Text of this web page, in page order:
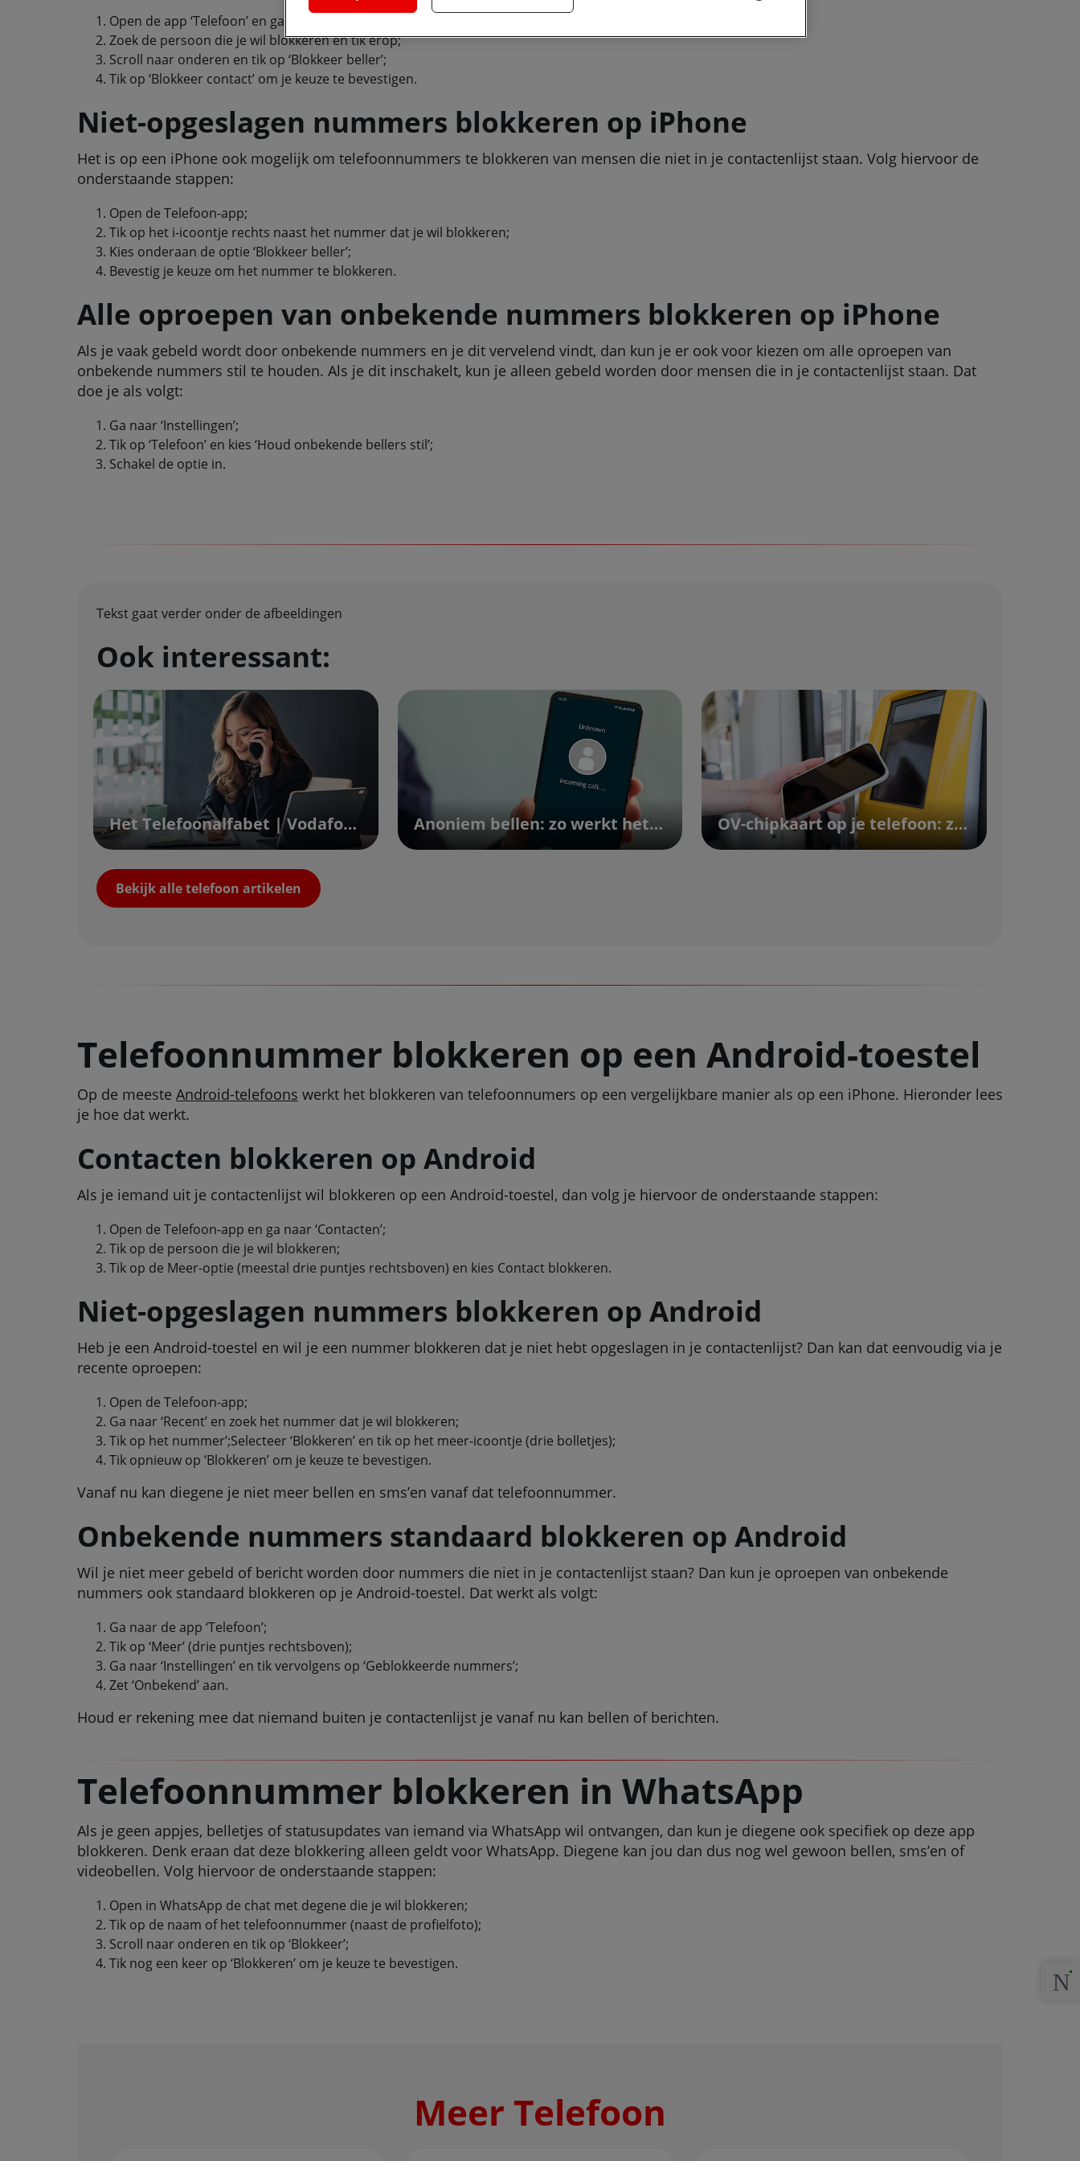
Open de app ‘Telefoon’ en ga naar ‘Contacten’;
Zoek de persoon die je wil blokkeren en tik erop;
Scroll naar onderen en tik op ‘Blokkeer beller’;
Tik op ‘Blokkeer contact’ om je keuze te bevestigen.
Niet-opgeslagen nummers blokkeren op iPhone
Het is op een iPhone ook mogelijk om telefoonnummers te blokkeren van mensen die niet in je contactenlijst staan. Volg hiervoor de
onderstaande stappen:
Open de Telefoon-app;
Tik op het i-icoontje rechts naast het nummer dat je wil blokkeren;
Kies onderaan de optie ‘Blokkeer beller’;
Bevestig je keuze om het nummer te blokkeren.
Alle oproepen van onbekende nummers blokkeren op iPhone
Als je vaak gebeld wordt door onbekende nummers en je dit vervelend vindt, dan kun je er ook voor kiezen om alle oproepen van
onbekende nummers stil te houden. Als je dit inschakelt, kun je alleen gebeld worden door mensen die in je contactenlijst staan. Dat
doe je als volgt:
Ga naar ‘Instellingen’;
Tik op ‘Telefoon’ en kies ‘Houd onbekende bellers stil’;
Schakel de optie in.
Tekst gaat verder onder de afbeeldingen
Ook interessant:
Het Telefoonalfabet | Vodafone Anoniem bellen: zo werkt het! | Vodafone OV-chipkaart op je telefoon: zo werkt dat | Vodafone
Bekijk alle telefoon artikelen
Telefoonnummer blokkeren op een Android-toestel
Op de meeste Android-telefoons werkt het blokkeren van telefoonnumers op een vergelijkbare manier als op een iPhone. Hieronder lees
je hoe dat werkt.
Contacten blokkeren op Android
Als je iemand uit je contactenlijst wil blokkeren op een Android-toestel, dan volg je hiervoor de onderstaande stappen:
Open de Telefoon-app en ga naar ‘Contacten’;
Tik op de persoon die je wil blokkeren;
Tik op de Meer-optie (meestal drie puntjes rechtsboven) en kies Contact blokkeren.
Niet-opgeslagen nummers blokkeren op Android
Heb je een Android-toestel en wil je een nummer blokkeren dat je niet hebt opgeslagen in je contactenlijst? Dan kan dat eenvoudig via je
recente oproepen:
Open de Telefoon-app;
Ga naar ‘Recent’ en zoek het nummer dat je wil blokkeren;
Tik op het nummer’;Selecteer ‘Blokkeren’ en tik op het meer-icoontje (drie bolletjes);
Tik opnieuw op ‘Blokkeren’ om je keuze te bevestigen.
Vanaf nu kan diegene je niet meer bellen en sms’en vanaf dat telefoonnummer.
Onbekende nummers standaard blokkeren op Android
Wil je niet meer gebeld of bericht worden door nummers die niet in je contactenlijst staan? Dan kun je oproepen van onbekende
nummers ook standaard blokkeren op je Android-toestel. Dat werkt als volgt:
Ga naar de app ‘Telefoon’;
Tik op ‘Meer’ (drie puntjes rechtsboven);
Ga naar ‘Instellingen’ en tik vervolgens op ‘Geblokkeerde nummers’;
Zet ‘Onbekend’ aan.
Houd er rekening mee dat niemand buiten je contactenlijst je vanaf nu kan bellen of berichten.
Telefoonnummer blokkeren in WhatsApp
Als je geen appjes, belletjes of statusupdates van iemand via WhatsApp wil ontvangen, dan kun je diegene ook specifiek op deze app
blokkeren. Denk eraan dat deze blokkering alleen geldt voor WhatsApp. Diegene kan jou dan dus nog wel gewoon bellen, sms’en of
videobellen. Volg hiervoor de onderstaande stappen:
Open in WhatsApp de chat met degene die je wil blokkeren;
Tik op de naam of het telefoonnummer (naast de profielfoto);
Scroll naar onderen en tik op ‘Blokkeer’;
Tik nog een keer op ‘Blokkeren’ om je keuze te bevestigen.
Meer Telefoon